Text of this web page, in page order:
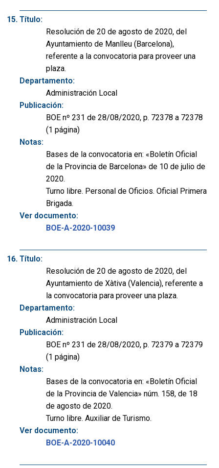
Título:
Resolución de 20 de agosto de 2020, del
Ayuntamiento de Manlleu (Barcelona),
referente a la convocatoria para proveer una
plaza.
Departamento:
Administración Local
Publicación:
BOE nº 231 de 28/08/2020, p. 72378 a 72378
(1 página)
Notas:
Bases de la convocatoria en: «Boletín Oficial
de la Provincia de Barcelona» de 10 de julio de
2020.
Turno libre. Personal de Oficios. Oficial Primera
Brigada.
Ver documento:
BOE-A-2020-10039
Título:
Resolución de 20 de agosto de 2020, del
Ayuntamiento de Xàtiva (Valencia), referente a
la convocatoria para proveer una plaza.
Departamento:
Administración Local
Publicación:
BOE nº 231 de 28/08/2020, p. 72379 a 72379
(1 página)
Notas:
Bases de la convocatoria en: «Boletín Oficial
de la Provincia de Valencia» núm. 158, de 18
de agosto de 2020.
Turno libre. Auxiliar de Turismo.
Ver documento:
BOE-A-2020-10040